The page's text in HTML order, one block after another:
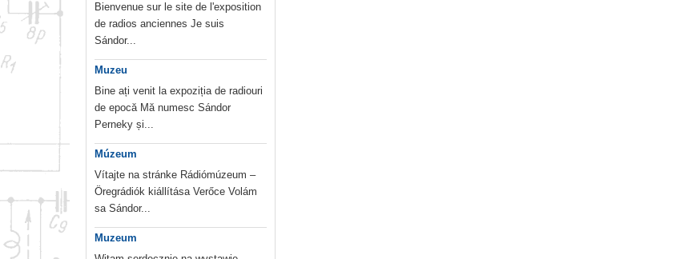
Bienvenue sur le site de l'exposition
de radios anciennes Je suis
Sándor...
Muzeu
Bine ați venit la expoziția de radiouri
de epocă Mă numesc Sándor
Perneky și...
Múzeum
Vítajte na stránke Rádiómúzeum –
Öregrádiók kiállítása Verőce Volám
sa Sándor...
Muzeum